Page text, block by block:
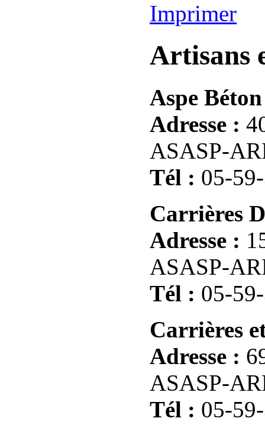
Artisans
Aspe
Adresse :
ASASP-
Tél : 05-
Carrières
Adresse :
ASASP-
Tél : 05-
Carrières
Adresse :
ASASP-
Tél : 05-